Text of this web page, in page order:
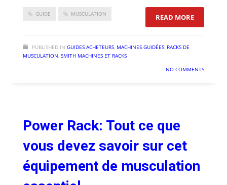
GUIDE MUSCULATION READ MORE:
PUBLISHED IN GUIDES ACHETEURS, MACHINES GUIDÉES, RACKS DE
MUSCULATION, SMITH MACHINES ET RACKS
NO COMMENTS
Power Rack: Tout ce que
vous devez savoir sur cet
équipement de musculation